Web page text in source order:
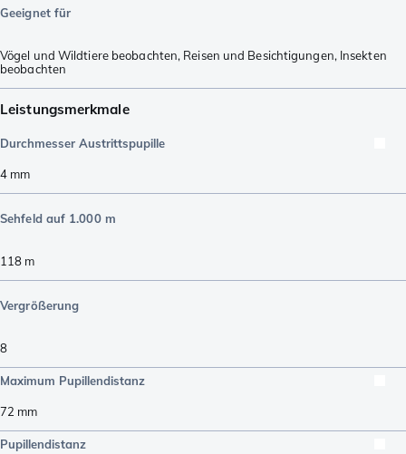
Geeignet für
Vögel und Wildtiere beobachten, Reisen und Besichtigungen, Insekten
beobachten
Leistungsmerkmale
Durchmesser Austrittspupille
4 mm
Sehfeld auf 1.000 m
118 m
Vergrößerung
8
Maximum Pupillendistanz
72 mm
Pupillendistanz